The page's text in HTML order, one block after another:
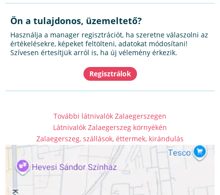
Ön a tulajdonos, üzemeltető?
Használja a manager regisztrációt, ha szeretne válaszolni az
értékelésekre, képeket feltölteni, adatokat módosítani!
Szívesen értesítjük arról is, ha új vélemény érkezik.
További látnivalók Zalaegerszegen
Látnivalók Zalaegerszeg környékén
Zalaegerszeg, szállások, éttermek, kirándulás